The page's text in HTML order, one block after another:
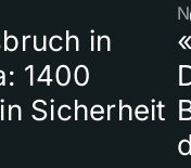
in
1400
Sicherheit